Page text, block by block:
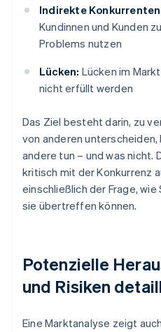
Indirekte
Kundinnen und Kunden
Problems nutzen
Lücken: Lücken im
nicht erfüllt werden
Das Ziel besteht darin, zu
von anderen unterscheiden,
andere tun – und was nicht.
kritisch mit der Konkurrenz
einschließlich der Frage,
sie übertreffen können.
Potenzielle
und Risiken
Eine Marktanalyse zeigt